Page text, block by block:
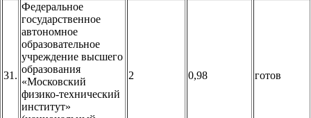
31.
Федеральное
государственное
автономное
образовательное
учреждение высшего
образования
«Московский
физико-технический
институт»
2 0,98 готов